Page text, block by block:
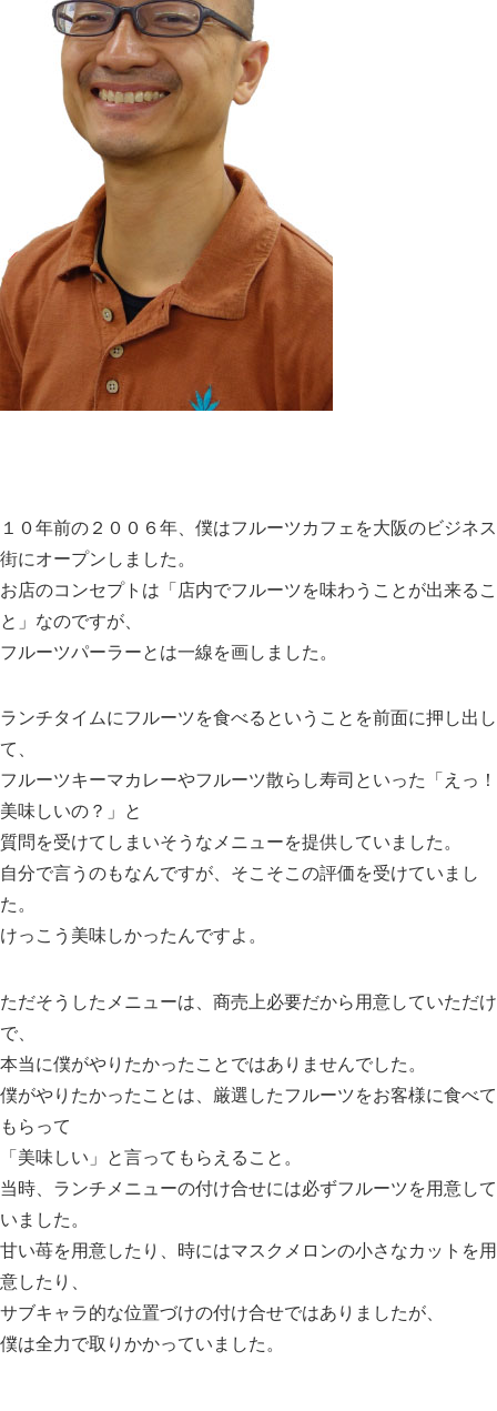
１０年前の２００６年、僕はフルーツカフェを大阪のビジネス
街にオープンしました。
お店のコンセプトは「店内でフルーツを味わうことが出来るこ
と」なのですが、
フルーツパーラーとは一線を画しました。
ランチタイムにフルーツを食べるということを前面に押し出し
て、
フルーツキーマカレーやフルーツ散らし寿司といった「えっ！
美味しいの？」と
質問を受けてしまいそうなメニューを提供していました。
自分で言うのもなんですが、そこそこの評価を受けていまし
た。
けっこう美味しかったんですよ。
ただそうしたメニューは、商売上必要だから用意していただけ
で、
本当に僕がやりたかったことではありませんでした。
僕がやりたかったことは、厳選したフルーツをお客様に食べて
もらって
「美味しい」と言ってもらえること。
当時、ランチメニューの付け合せには必ずフルーツを用意して
いました。
甘い苺を用意したり、時にはマスクメロンの小さなカットを用
意したり、
サブキャラ的な位置づけの付け合せではありましたが、
僕は全力で取りかかっていました。